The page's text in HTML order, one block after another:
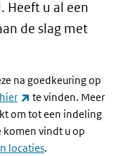
Heeft u al een
de slag met
na goedkeuring op
hier (externe link)
te vinden. Meer
om tot een indeling
komen vindt u op
locaties.